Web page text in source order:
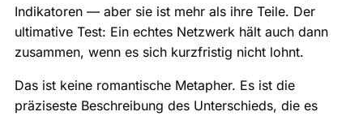
Indikatoren — aber sie ist mehr als ihre Teile. Der
ultimative Test: Ein echtes Netzwerk hält auch dann
zusammen, wenn es sich kurzfristig nicht lohnt.
Das ist keine romantische Metapher. Es ist die
präziseste Beschreibung des Unterschieds, die es